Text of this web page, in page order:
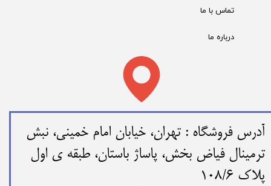
تماس با ما
درباره ما
​​آدرس فروشگاه : تهران، خیابان امام خمینی، نبش
ترمینال فیاض بخش، پاساژ باستان، طبقه ی اول
پلاک 108/6